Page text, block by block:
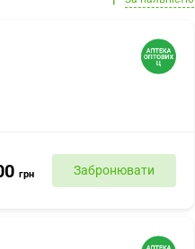
грн Забронювати